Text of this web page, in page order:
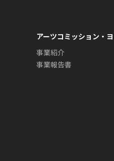
アーツコミッション・
事業紹介
事業報告書